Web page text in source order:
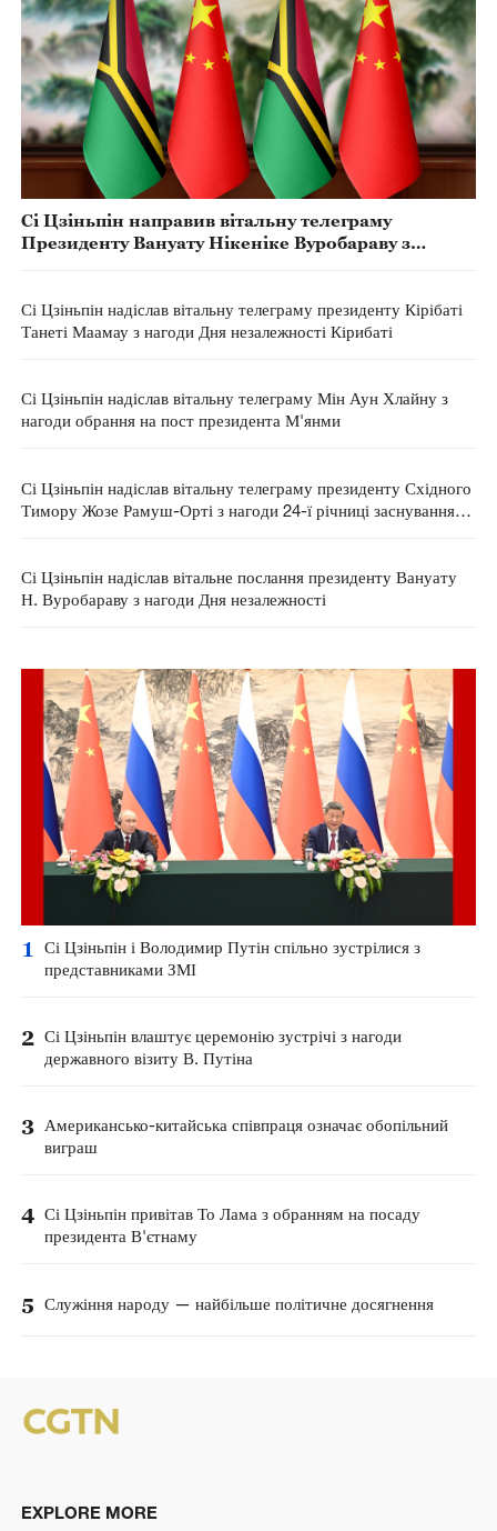
Сі Цзіньпін направив вітальну телеграму
Президенту Вануату Нікеніке Вуробараву з
Сі Цзіньпін надіслав вітальну телеграму президенту Кірібаті
Танеті Маамау з нагоди Дня незалежності Кірибаті
Сі Цзіньпін надіслав вітальну телеграму Мін Аун Хлайну з
нагоди обрання на пост президента М'янми
Сі Цзіньпін надіслав вітальну телеграму президенту Східного
Тимору Жозе Рамуш-Орті з нагоди 24-ї річниці заснування
Сі Цзіньпін надіслав вітальне послання президенту Вануату
Н. Вуробараву з нагоди Дня незалежності
1
Сі Цзіньпін і Володимир Путін спільно зустрілися з
представниками ЗМІ
2 Сі Цзіньпін влаштує церемонію зустрічі з нагоди
державного візиту В. Путіна
3 Американсько-китайська співпраця означає обопільний
виграш
4 Сі Цзіньпін привітав То Лама з обранням на посаду
президента В'єтнаму
5 Служіння народу — найбільше політичне досягнення
EXPLORE MORE